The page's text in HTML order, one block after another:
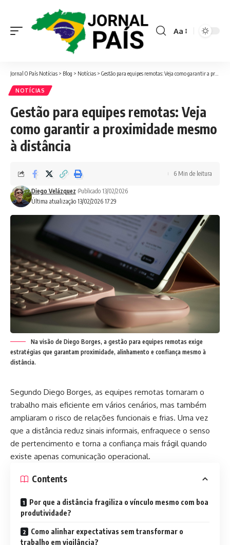
Font
Aa
Jornal O País Notícias > Blog > Notícias > Gestão para equipes remotas: Veja como garantir a proximidade mesmo à distância
NOTÍCIAS
Gestão para equipes remotas: Veja
como garantir a proximidade mesmo
à distância
Última atualização 13/02/2026 17:29
Diego Velázquez Publicado 13/02/2026
6 Min de leitura
Na visão de Diego Borges, a gestão para equipes remotas exige
estratégias que garantam proximidade, alinhamento e confiança mesmo à
distância.
Segundo Diego Borges, as equipes remotas tornaram o
trabalho mais eficiente em vários cenários, mas também
ampliaram o risco de relações funcionais e frias. Uma vez
que a distância reduz sinais informais, enfraquece o senso
de pertencimento e torna a confiança mais frágil quando
existe apenas comunicação operacional.
Contents
Por que a distância fragiliza o vínculo mesmo com boa
produtividade?
Como alinhar expectativas sem transformar o
trabalho em vigilância?